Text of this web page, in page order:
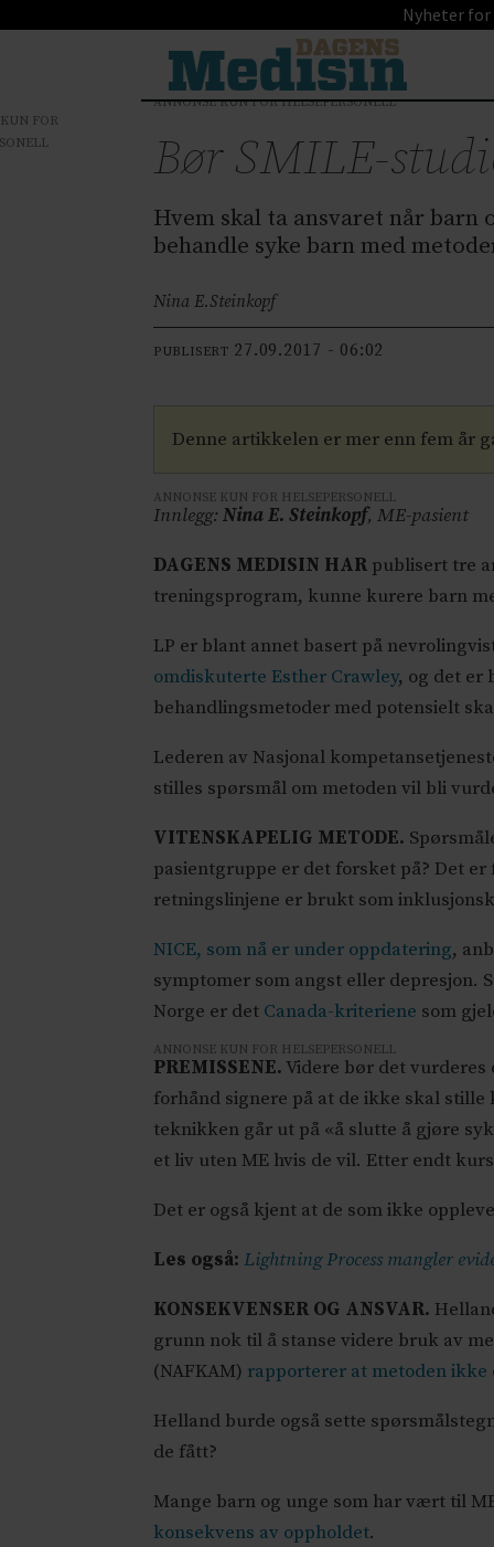
Nyheter
ANNONSE KUN FOR HELSEPERSONELL
Bør SMILE-
Hvem skal ta ansvaret når
behandle syke barn med
Nina E.Steinkopf
PUBLISERT 27.09.2017 - 06:02
Denne artikkelen er mer enn fem år
ANNONSE KUN FOR HELSEPERSONELL
Innlegg:Nina E. Steinkopf, ME-pasient
DAGENS MEDISIN HAR publisert tre
treningsprogram, kunne kurere barn
LP er blant annet basert på
omdiskuterte Esther Crawley, og det er
behandlingsmetoder med potensielt
Lederen av Nasjonal
stilles spørsmål om metoden vil bli
VITENSKAPELIG METODE.
pasientgruppe er det forsket på? Det
retningslinjene er brukt som
NICE, som nå er under oppdatering,
symptomer som angst eller depresjon.
Norge er det Canada-kriteriene som
ANNONSE KUN FOR HELSEPERSONELL
PREMISSENE.Videre bør det vurderes
forhånd signere på at de ikke skal
teknikken går ut på «å slutte å gjøre
et liv uten ME hvis de vil. Etter endt
Det er også kjent at de som ikke
Les også: Lightning Process mangler
KONSEKVENSER OG ANSVAR.
grunn nok til å stanse videre bruk av
(NAFKAM) rapporterer at metoden ikke
Helland burde også sette
de fått?
Mange barn og unge som har vært til
konsekvens av oppholdet.
FOR